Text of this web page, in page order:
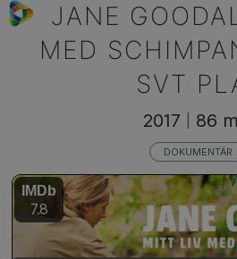
JANE
MED
SVT
2017 86
DOKUMENTÄR
IMDb
7.8